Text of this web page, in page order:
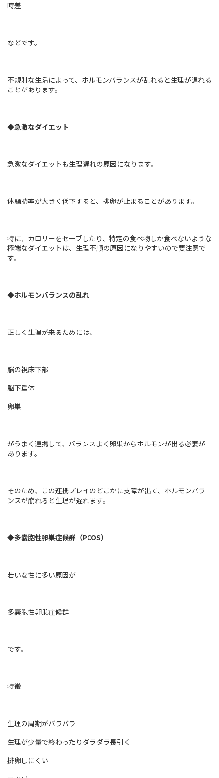
時差
などです。
不規則な生活によって、ホルモンバランスが乱れると生理が遅れる
ことがあります。
◆急激なダイエット
急激なダイエットも生理遅れの原因になります。
体脂肪率が大きく低下すると、排卵が止まることがあります。
特に、カロリーをセーブしたり、特定の食べ物しか食べないような
極端なダイエットは、生理不順の原因になりやすいので要注意で
す。
◆ホルモンバランスの乱れ
正しく生理が来るためには、
脳の視床下部
脳下垂体
卵巣
がうまく連携して、バランスよく卵巣からホルモンが出る必要が
あります。
そのため、この連携プレイのどこかに支障が出て、ホルモンバラ
ンスが崩れると生理が遅れます。
◆多嚢胞性卵巣症候群（PCOS）
若い女性に多い原因が
多嚢胞性卵巣症候群
です。
特徴
生理の周期がバラバラ
生理が少量で終わったりダラダラ長引く
排卵しにくい